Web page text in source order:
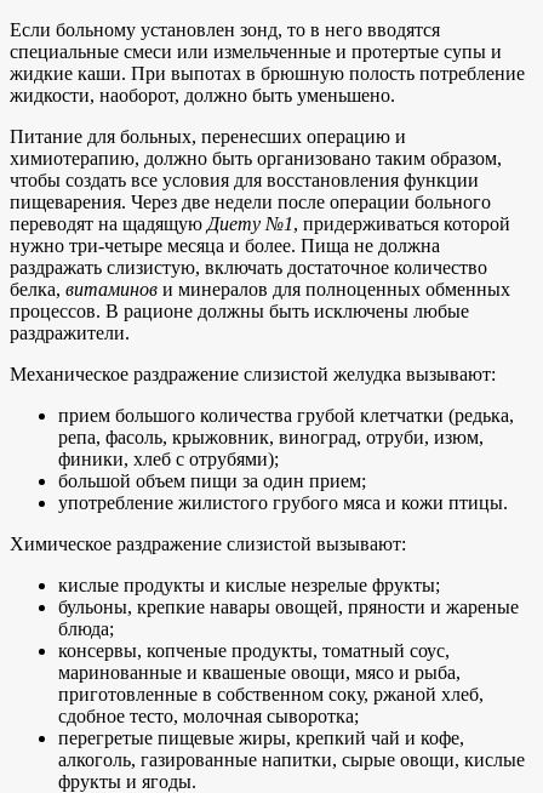
Если больному установлен зонд, то в него вводятся
специальные смеси или измельченные и протертые супы и
жидкие каши. При выпотах в брюшную полость потребление
жидкости, наоборот, должно быть уменьшено.
Питание для больных, перенесших операцию и
химиотерапию, должно быть организовано таким образом,
чтобы создать все условия для восстановления функции
пищеварения. Через две недели после операции больного
переводят на щадящую Диету №1, придерживаться которой
нужно три-четыре месяца и более. Пища не должна
раздражать слизистую, включать достаточное количество
белка, витаминов и минералов для полноценных обменных
процессов. В рационе должны быть исключены любые
раздражители.
Механическое раздражение слизистой желудка вызывают:
прием большого количества грубой клетчатки (редька,
репа, фасоль, крыжовник, виноград, отруби, изюм,
финики, хлеб с отрубями);
большой объем пищи за один прием;
употребление жилистого грубого мяса и кожи птицы.
Химическое раздражение слизистой вызывают:
кислые продукты и кислые незрелые фрукты;
бульоны, крепкие навары овощей, пряности и жареные
блюда;
консервы, копченые продукты, томатный соус,
маринованные и квашеные овощи, мясо и рыба,
приготовленные в собственном соку, ржаной хлеб,
сдобное тесто, молочная сыворотка;
перегретые пищевые жиры, крепкий чай и кофе,
алкоголь, газированные напитки, сырые овощи, кислые
фрукты и ягоды.